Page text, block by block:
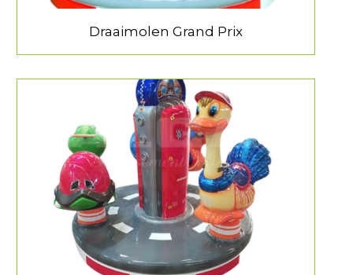
Draaimolen Grand Prix
MEER INFORMATIE